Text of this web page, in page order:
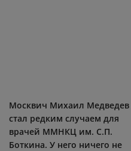
Москвич Михаил Медведев
стал редким случаем для
врачей ММНКЦ им. С.П.
Боткина. У него ничего не